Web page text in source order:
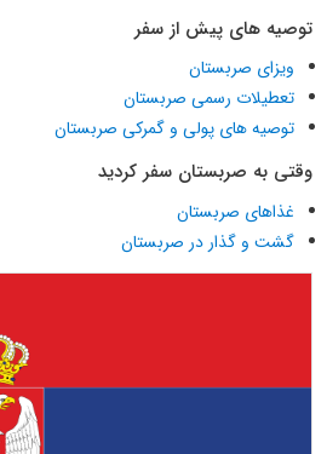
توصیه های پیش از سفر
ویزای صربستان
تعطیلات رسمی صربستان
توصیه های پولی و گمرکی صربستان
وقتی به صربستان سفر کردید
غذاهای صربستان
گشت و گذار در صربستان